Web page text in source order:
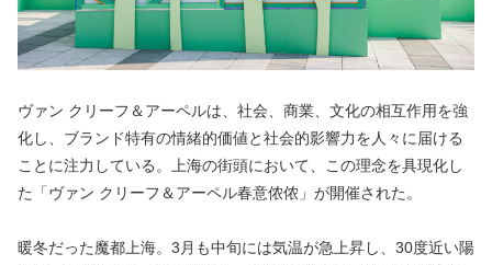
ヴァン クリーフ＆アーペルは、社会、商業、文化の相互作用を強
化し、ブランド特有の情緒的価値と社会的影響力を人々に届ける
ことに注力している。上海の街頭において、この理念を具現化し
た「ヴァン クリーフ＆アーペル春意侬侬」が開催された。
暖冬だった魔都上海。3月も中旬には気温が急上昇し、30度近い陽